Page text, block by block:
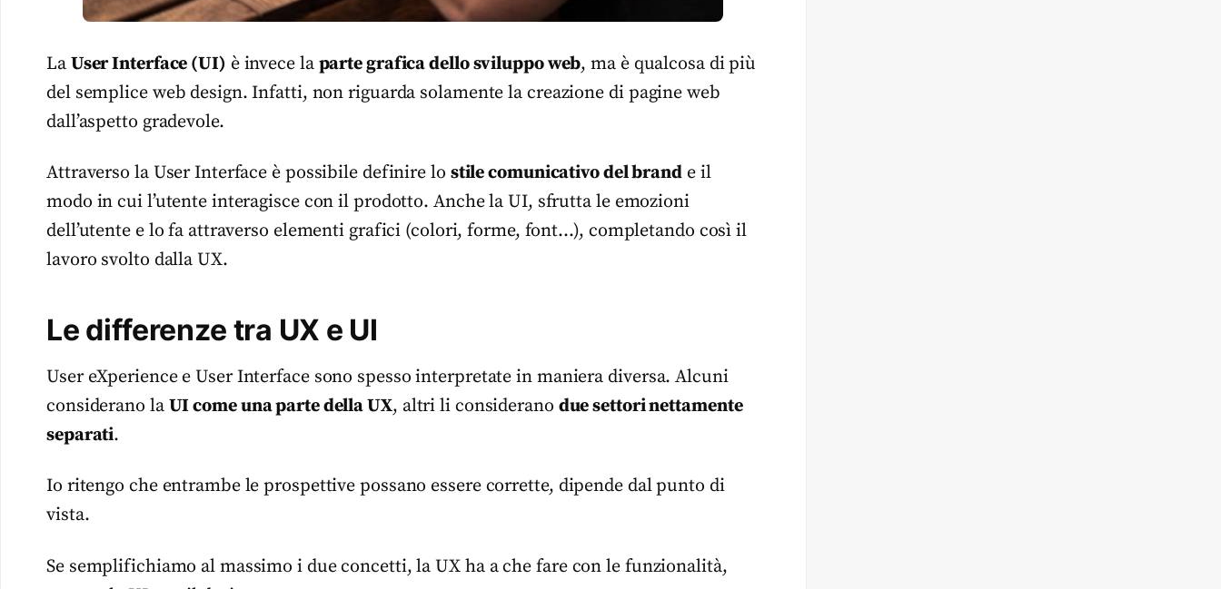
La User Interface (UI) è invece la parte grafica dello sviluppo web, ma è qualcosa di più
del semplice web design. Infatti, non riguarda solamente la creazione di pagine web
dall’aspetto gradevole.
Attraverso la User Interface è possibile definire lo stile comunicativo del brande il
modo in cui l’utente interagisce con il prodotto. Anche la UI, sfrutta le emozioni
dell’utente e lo fa attraverso elementi grafici (colori, forme, font…), completando così il
lavoro svolto dalla UX.
Le differenze tra UX e UI
User eXperience e User Interface sono spesso interpretate in maniera diversa. Alcuni
considerano la UI come una parte della UX, altri li considerano due settori nettamente
separati.
Io ritengo che entrambe le prospettive possano essere corrette, dipende dal punto di
vista.
Se semplifichiamo al massimo i due concetti, la UX ha a che fare con le funzionalità,